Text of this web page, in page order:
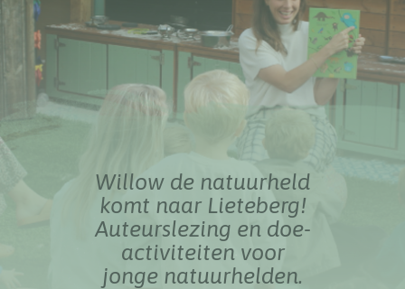
Willow de natuurheld
komt naar Lieteberg!
Auteurslezing en doe-
activiteiten voor
jonge natuurhelden.